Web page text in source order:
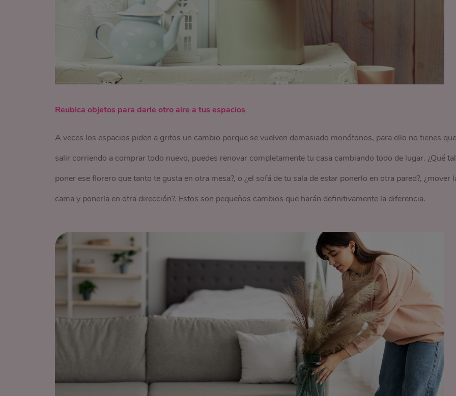
Reubica objetos para darle otro aire a tus espacios
A veces los espacios piden a gritos un cambio porque se vuelven demasiado monótonos, para ello no tienes que
salir corriendo a comprar todo nuevo, puedes renovar completamente tu casa cambiando todo de lugar. ¿Qué tal
poner ese florero que tanto te gusta en otra mesa?, o ¿el sofá de tu sala de estar ponerlo en otra pared?, ¿mover
cama y ponerla en otra dirección?. Estos son pequeños cambios que harán definitivamente la diferencia.